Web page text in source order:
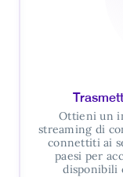
Ottieni un
streaming di
connettiti ai
paesi per
disponibili